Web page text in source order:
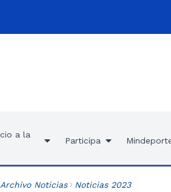
a la
Participa
Archivo Noticias Noticias 2023